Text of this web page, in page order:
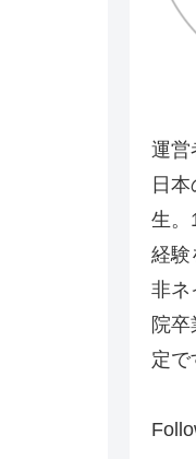
運営
日
生。
経験
非ネ
院
定で